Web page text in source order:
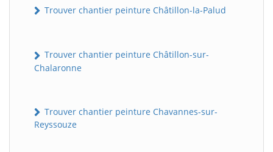
Trouver chantier peinture Châtillon-la-Palud
Trouver chantier peinture Châtillon-sur-
Chalaronne
Trouver chantier peinture Chavannes-sur-
Reyssouze